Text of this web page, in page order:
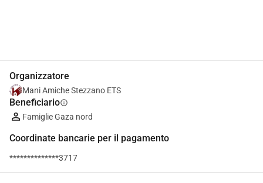
Organizzatore
Mani Amiche Stezzano ETS
Beneficiarioinfo
Famiglie Gaza nord
Coordinate bancarie per il pagamento
**************3717